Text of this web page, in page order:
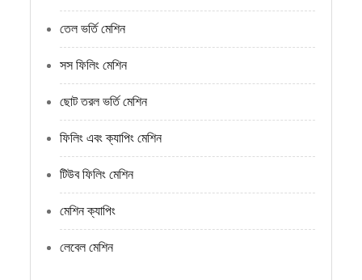
তেল ভর্তি মেশিন
সস ফিলিং মেশিন
ছোট তরল ভর্তি মেশিন
ফিলিং এবং ক্যাপিং মেশিন
টিউব ফিলিং মেশিন
মেশিন ক্যাপিং
লেবেল মেশিন